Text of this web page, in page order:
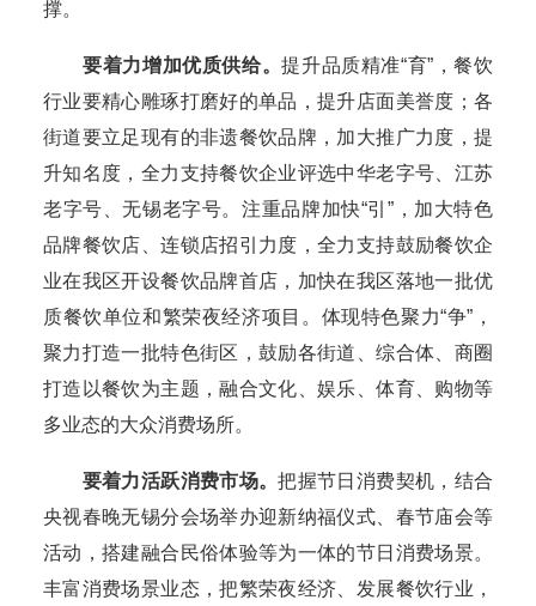
撑。
要着力增加优质供给。提升品质精准“育”，餐饮
行业要精心雕琢打磨好的单品，提升店面美誉度；各
街道要立足现有的非遗餐饮品牌，加大推广力度，提
升知名度，全力支持餐饮企业评选中华老字号、江苏
老字号、无锡老字号。注重品牌加快“引”，加大特色
品牌餐饮店、连锁店招引力度，全力支持鼓励餐饮企
业在我区开设餐饮品牌首店，加快在我区落地一批优
质餐饮单位和繁荣夜经济项目。体现特色聚力“争”，
聚力打造一批特色街区，鼓励各街道、综合体、商圈
打造以餐饮为主题，融合文化、娱乐、体育、购物等
多业态的大众消费场所。
要着力活跃消费市场。把握节日消费契机，结合
央视春晚无锡分会场举办迎新纳福仪式、春节庙会等
活动，搭建融合民俗体验等为一体的节日消费场景。
丰富消费场景业态，把繁荣夜经济、发展餐饮行业，